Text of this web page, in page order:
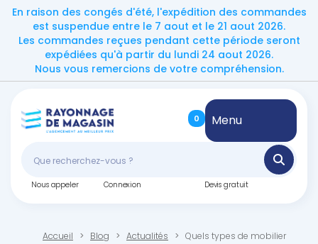
En raison des congés d'été, l'expédition des commandes
est suspendue entre le 7 aout et le 21 aout 2026.
Les commandes reçues pendant cette période seront
expédiées qu'à partir du lundi 24 aout 2026.
Nous vous remercions de votre compréhension.
0 Menu
Nous appeler Connexion Devis gratuit
Accueil Blog Actualités
Quels types de mobilier